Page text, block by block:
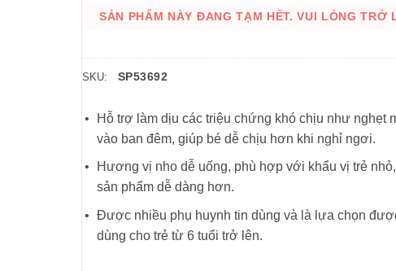
SẢN PHẨM NÀY ĐANG TẠM HẾT. VUI LÒNG TRỞ
SKU: SP53692
Hỗ trợ làm dịu các triệu chứng khó chịu như nghẹt
vào ban đêm, giúp bé dễ chịu hơn khi nghỉ ngơi.
Hương vị nho dễ uống, phù hợp với khẩu vị trẻ
sản phẩm dễ dàng hơn.
Được nhiều phụ huynh tin dùng và là lựa chọn
dùng cho trẻ từ 6 tuổi trở lên.